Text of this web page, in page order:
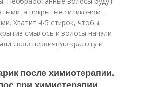
а покрытые силиконом –
Хватит 4-5 стирок, чтобы
смылось и волосы начали
свою первичную красоту и
после химиотерапии.